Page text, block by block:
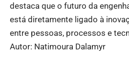
destaca que o futuro da
está diretamente ligado à
entre pessoas, processos e
Autor: Natimoura Dalamyr